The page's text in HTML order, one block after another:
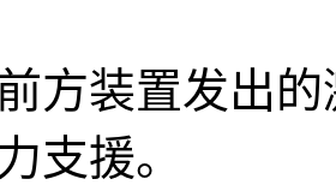
方装置发出
支援。